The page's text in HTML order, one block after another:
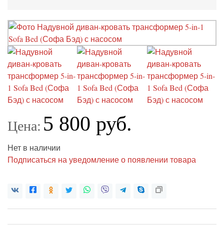
Цена: 5 800 руб.
Нет в наличии
Подписаться на уведомление о появлении товара